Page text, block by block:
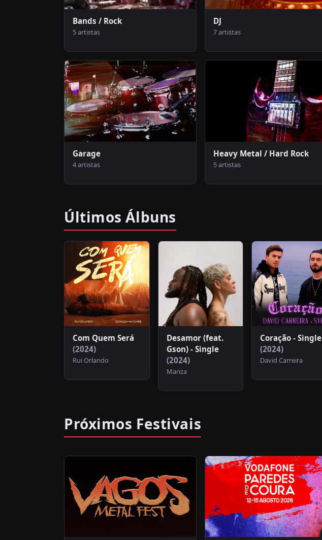
Bands / Rock
5 artistas
DJ
7 artistas
Garage
4 artistas
Heavy Metal / Hard Rock
5 artistas
Últimos Álbuns
Com Quem Será
(2024)
Rui Orlando
Desamor (feat.
Gson) - Single
(2024)
Mariza
Coração - Single
(2024)
David Carreira
Próximos Festivais